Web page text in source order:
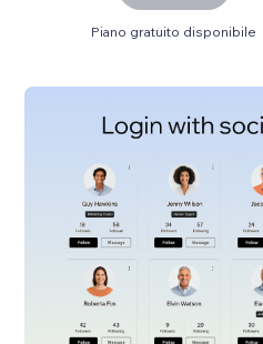
Piano gratuito disponibile